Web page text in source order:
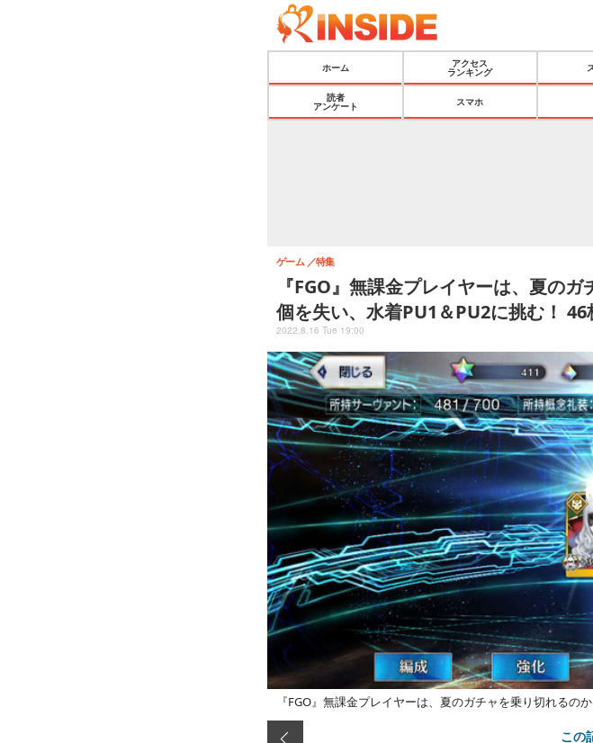
ホーム
アクセス
ランキング
読者
アンケート
スマホ
『FGO』無課金プレイヤーは、夏の
個を失い、水着PU1＆PU2に挑む！
ゲーム 特集
2022.8.16 Tue 19:00
『FGO』無課金プレイヤーは、夏のガチャを乗り切れるの
この